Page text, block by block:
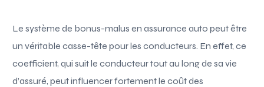
Le système de bonus-malus en assurance auto peut être
un véritable casse-tête pour les conducteurs. En effet, ce
coefficient, qui suit le conducteur tout au long de sa vie
d’assuré, peut influencer fortement le coût des